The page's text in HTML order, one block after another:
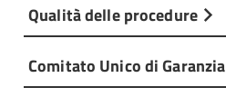
Qualità delle procedure
Comitato Unico di Garanzia